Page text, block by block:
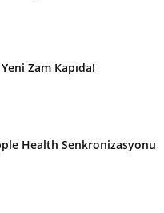
Zam Kapıda!
Health Senkronizasyonu